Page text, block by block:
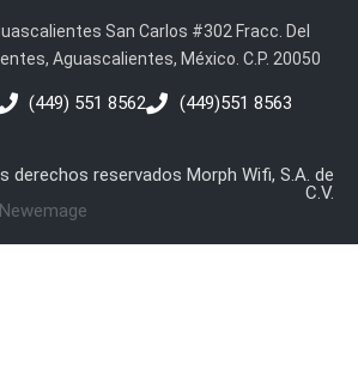
San Carlos #302 Fracc. Del
Aguascalientes, México. C.P. 20050
(449) 551 8562
(449)551 8563
derechos reservados Morph Wifi, S.A. de
C.V.